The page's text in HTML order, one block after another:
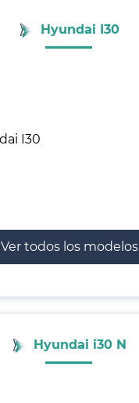
Hyundai I30
Ver todos los modelos
Hyundai i30 N